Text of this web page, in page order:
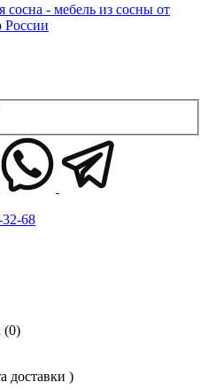
68
(0)
доставки )